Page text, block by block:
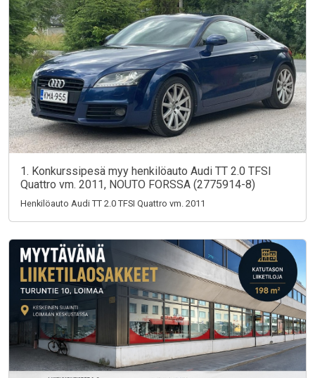
1. Konkurssipesä myy henkilöauto Audi TT 2.0 TFSI
Quattro vm. 2011, NOUTO FORSSA (2775914-8)
Henkilöauto Audi TT 2.0 TFSI Quattro vm. 2011